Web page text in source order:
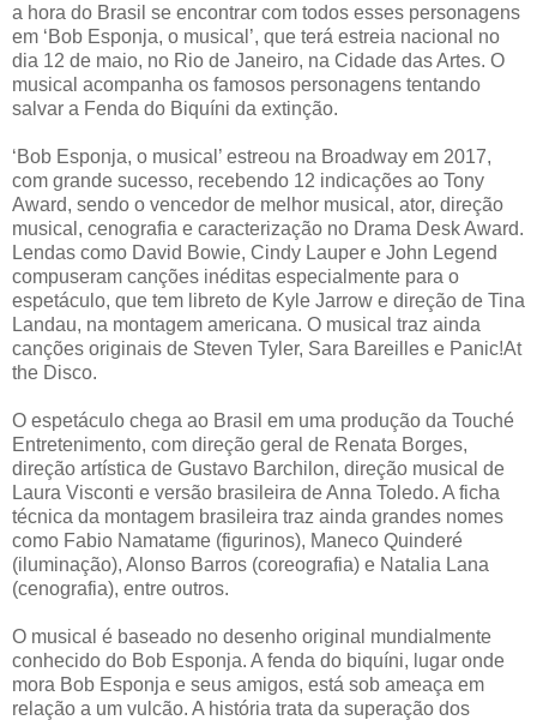
a hora do Brasil se encontrar com todos esses personagens
em ‘Bob Esponja, o musical’, que terá estreia nacional no
dia 12 de maio, no Rio de Janeiro, na Cidade das Artes. O
musical acompanha os famosos personagens tentando
salvar a Fenda do Biquíni da extinção.
‘Bob Esponja, o musical’ estreou na Broadway em 2017,
com grande sucesso, recebendo 12 indicações ao Tony
Award, sendo o vencedor de melhor musical, ator, direção
musical, cenografia e caracterização no Drama Desk Award.
Lendas como David Bowie, Cindy Lauper e John Legend
compuseram canções inéditas especialmente para o
espetáculo, que tem libreto de Kyle Jarrow e direção de Tina
Landau, na montagem americana. O musical traz ainda
canções originais de Steven Tyler, Sara Bareilles e Panic!At
the Disco.
O espetáculo chega ao Brasil em uma produção da Touché
Entretenimento, com direção geral de Renata Borges,
direção artística de Gustavo Barchilon, direção musical de
Laura Visconti e versão brasileira de Anna Toledo. A ficha
técnica da montagem brasileira traz ainda grandes nomes
como Fabio Namatame (figurinos), Maneco Quinderé
(iluminação), Alonso Barros (coreografia) e Natalia Lana
(cenografia), entre outros.
O musical é baseado no desenho original mundialmente
conhecido do Bob Esponja. A fenda do biquíni, lugar onde
mora Bob Esponja e seus amigos, está sob ameaça em
relação a um vulcão. A história trata da superação dos